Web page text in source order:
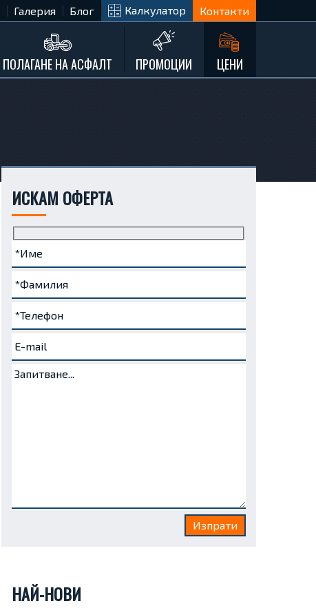
Галерия Блог Калкулатор Контакти
ПОЛАГАНЕ НА АСФАЛТ ПРОМОЦИИ ЦЕНИ
ИСКАМ ОФЕРТА
Име
(задължително)
Фамилия
(задължително)
Телефон
(задължително)
e-
mail
Запитване...
НАЙ-НОВИ